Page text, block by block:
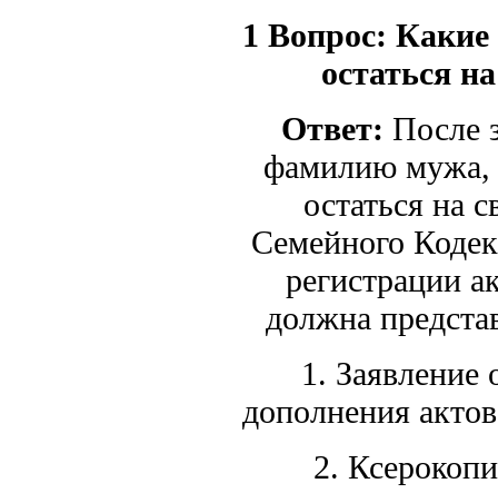
1 Вопрос: Какие
остаться
Ответ: После
фамилию мужа,
остаться на
Семейного
регистрации
должна
1. Заявление
дополнения
2.